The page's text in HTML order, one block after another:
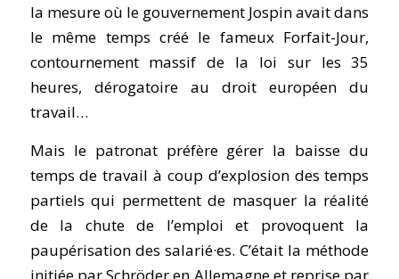
la mesure où le gouvernement Jospin avait dans
le même temps créé le fameux Forfait-Jour,
contournement massif de la loi sur les 35
heures, dérogatoire au droit européen du
travail…
Mais le patronat préfère gérer la baisse du
temps de travail à coup d’explosion des temps
partiels qui permettent de masquer la réalité
de la chute de l’emploi et provoquent la
paupérisation des salarié·es. C’était la méthode
initiée par Schröder en Allemagne et reprise par